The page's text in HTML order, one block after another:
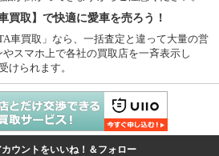
買取】で快適に愛車を売ろう！
車買取」なら、一括査定と違って大量の営
スマホ上で各社の買取店を一斉表示し
けられます。
ウントをいいね！＆フォロー